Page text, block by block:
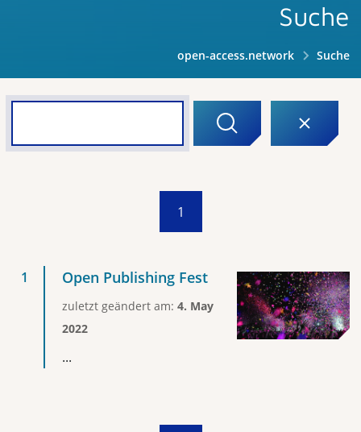
Suche
open-access.network Suche
1
Open Publishing Fest
zuletzt geändert am: 4. May
2022
...